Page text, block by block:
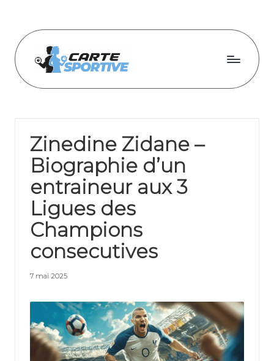
content
C
t
e
s
p
o
r
ti
v
e
Zinedine Zidane –
Biographie d’un
entraineur aux 3
Ligues des
Champions
consecutives
7 mai 2025